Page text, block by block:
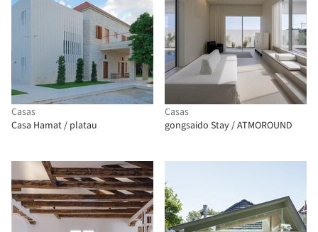
Casas
Casa Hamat / platau
Casas
gongsaido Stay / ATMOROUND